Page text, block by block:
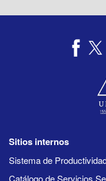
Sitios internos
Sistema de
Catálogo de Servicios